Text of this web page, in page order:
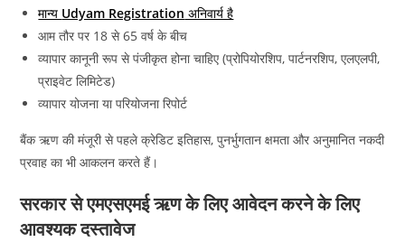
मान्य Udyam Registration अनिवार्य है
आम तौर पर 18 से 65 वर्ष के बीच
व्यापार कानूनी रूप से पंजीकृत होना चाहिए (प्रोपियोरशिप, पार्टनरशिप, एलएलपी,
प्राइवेट लिमिटेड)
व्यापार योजना या परियोजना रिपोर्ट
बैंक ऋण की मंजूरी से पहले क्रेडिट इतिहास, पुनर्भुगतान क्षमता और अनुमानित नकदी
प्रवाह का भी आकलन करते हैं।
सरकार से एमएसएमई ऋण के लिए आवेदन करने के लिए
आवश्यक दस्तावेज